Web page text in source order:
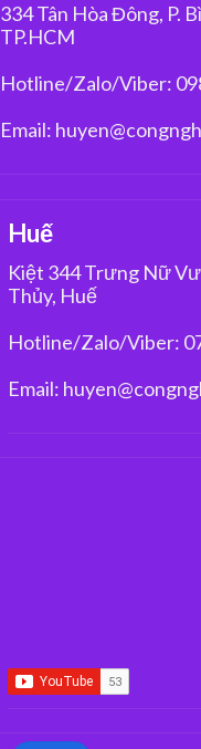
334 Tân Hòa Đông, P.
TP.HCM
Hotline/Zalo/Viber:
Email:
Huế
Kiệt 344 Trưng Nữ
Thủy, Huế
Hotline/Zalo/Viber:
Email: